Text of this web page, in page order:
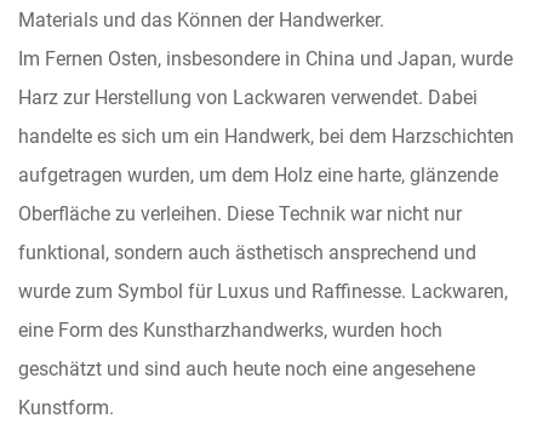
Materials und das Können der Handwerker.
Im Fernen Osten, insbesondere in China und Japan, wurde
Harz zur Herstellung von Lackwaren verwendet. Dabei
handelte es sich um ein Handwerk, bei dem Harzschichten
aufgetragen wurden, um dem Holz eine harte, glänzende
Oberfläche zu verleihen. Diese Technik war nicht nur
funktional, sondern auch ästhetisch ansprechend und
wurde zum Symbol für Luxus und Raffinesse. Lackwaren,
eine Form des Kunstharzhandwerks, wurden hoch
geschätzt und sind auch heute noch eine angesehene
Kunstform.